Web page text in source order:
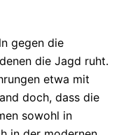
gegen die
die Jagd ruht.
etwa mit
doch, dass die
sowohl in